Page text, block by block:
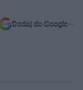
Dodaj do Google